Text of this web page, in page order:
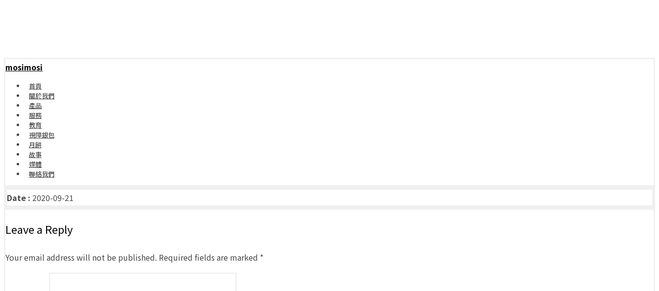
mosimosi
首頁
關於我們
產品
服務
教育
視障銀包
月餅
故事
媒體
聯絡我們
Date : 2020-09-21
Leave a Reply
Your email address will not be published. Required fields are marked *